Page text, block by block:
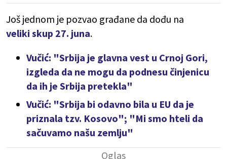
Još jednom je pozvao građane da dođu na
veliki skup 27. juna.
Vučić: "Srbija je glavna vest u Crnoj Gori,
izgleda da ne mogu da podnesu činjenicu
da ih je Srbija pretekla"
Vučić: "Srbija bi odavno bila u EU da je
priznala tzv. Kosovo"; "Mi smo hteli da
sačuvamo našu zemlju"